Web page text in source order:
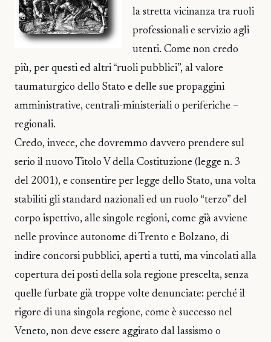
la stretta vicinanza tra ruoli
professionali e servizio agli
utenti. Come non credo
più, per questi ed altri “ruoli pubblici”, al valore
taumaturgico dello Stato e delle sue propaggini
amministrative, centrali-ministeriali o periferiche –
regionali.
Credo, invece, che dovremmo davvero prendere sul
serio il nuovo Titolo V della Costituzione (legge n. 3
del 2001), e consentire per legge dello Stato, una volta
stabiliti gli standard nazionali ed un ruolo “terzo” del
corpo ispettivo, alle singole regioni, come già avviene
nelle province autonome di Trento e Bolzano, di
indire concorsi pubblici, aperti a tutti, ma vincolati alla
copertura dei posti della sola regione prescelta, senza
quelle furbate già troppe volte denunciate: perché il
rigore di una singola regione, come è successo nel
Veneto, non deve essere aggirato dal lassismo o